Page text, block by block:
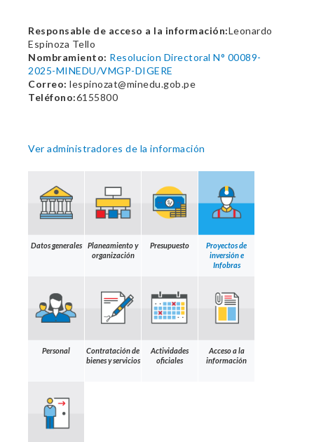
Responsable de acceso a la información:Leonardo
Espinoza Tello
Nombramiento: Resolucion Directoral N° 00089-
2025-MINEDU/VMGP-DIGERE
Correo: lespinozat@minedu.gob.pe
Teléfono:6155800
Ver administradores de la información
Datos generales
Planeamiento y
organización
Presupuesto
Proyectos de
inversión e
Infobras
Personal
Contratación de
bienes y servicios
Actividades
oficiales
Acceso a la
información